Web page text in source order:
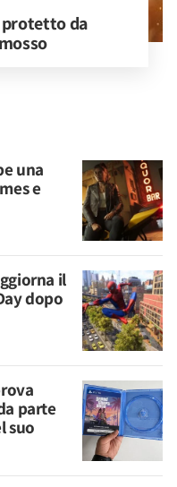
protetto da
una
e
il
dopo
parte
suo